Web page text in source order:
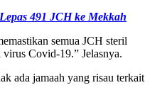
491 JCH ke Mekkah
semua JCH steril
Covid-19.” Jelasnya.
ada jamaah yang risau terkait